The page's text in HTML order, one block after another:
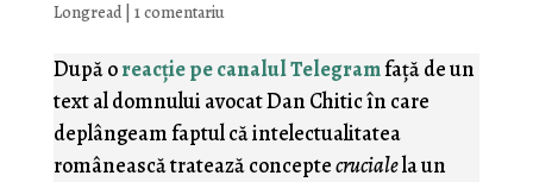
Longread| 1 comentariu
După oreacţie pe canalul Telegramfaţă de un
text al domnului avocat Dan Chitic în care
deplângeam faptul că intelectualitatea
românească tratează conceptecrucialela un